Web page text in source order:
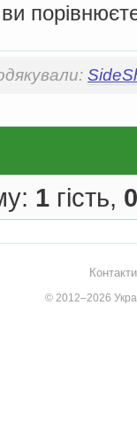
1 гість, 0
© 2012–2026